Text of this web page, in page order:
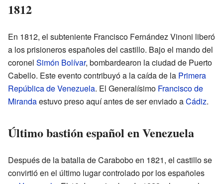
1812
En 1812, el subteniente Francisco Fernández Vinoni liberó
a los prisioneros españoles del castillo. Bajo el mando del
coronel Simón Bolívar, bombardearon la ciudad de Puerto
Cabello. Este evento contribuyó a la caída de la Primera
República de Venezuela. El Generalísimo Francisco de
Mirandaestuvo preso aquí antes de ser enviado aCádiz.
Último bastión español en Venezuela
Después de la batalla de Carabobo en 1821, el castillo se
convirtió en el último lugar controlado por los españoles